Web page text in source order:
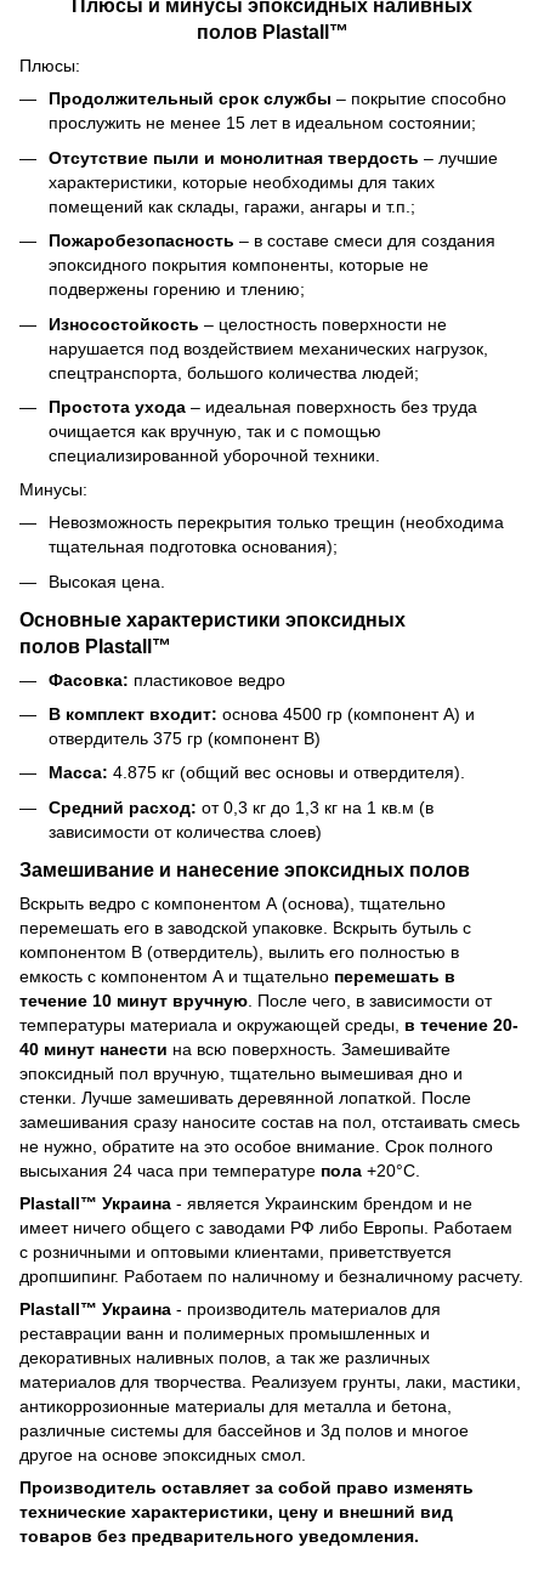
Плюсы и минусы эпоксидных наливных
полов Plastall™
Плюсы:
Продолжительный срок службы – покрытие способно
прослужить не менее 15 лет в идеальном состоянии;
Отсутствие пыли и монолитная твердость – лучшие
характеристики, которые необходимы для таких
помещений как склады, гаражи, ангары и т.п.;
Пожаробезопасность – в составе смеси для создания
эпоксидного покрытия компоненты, которые не
подвержены горению и тлению;
Износостойкость – целостность поверхности не
нарушается под воздействием механических нагрузок,
спецтранспорта, большого количества людей;
Простота ухода – идеальная поверхность без труда
очищается как вручную, так и с помощью
специализированной уборочной техники.
Минусы:
Невозможность перекрытия только трещин (необходима
тщательная подготовка основания);
Высокая цена.
Основные характеристики эпоксидных
полов Plastall™
Фасовка: пластиковое ведро
В комплект входит: основа 4500 гр (компонент А) и
отвердитель 375 гр (компонент В)
Масса: 4.875 кг (общий вес основы и отвердителя).
Средний расход: от 0,3 кг до 1,3 кг на 1 кв.м (в
зависимости от количества слоев)
Замешивание и нанесение эпоксидных полов
Вскрыть ведро с компонентом А (основа), тщательно
перемешать его в заводской упаковке. Вскрыть бутыль с
компонентом В (отвердитель), вылить его полностью в
емкость с компонентом А и тщательно перемешать в
течение 10 минут вручную . После чего, в зависимости от
температуры материала и окружающей среды, в течение 20-
40 минут нанести на всю поверхность. Замешивайте
эпоксидный пол вручную, тщательно вымешивая дно и
стенки. Лучше замешивать деревянной лопаткой. После
замешивания сразу наносите состав на пол, отстаивать смесь
не нужно, обратите на это особое внимание. Срок полного
высыхания 24 часа при температуре пола +20°С.
Plastall™ Украина - является Украинским брендом и не
имеет ничего общего с заводами РФ либо Европы. Работаем
с розничными и оптовыми клиентами, приветствуется
дропшипинг. Работаем по наличному и безналичному расчету.
Plastall™ Украина - производитель материалов для
реставрации ванн и полимерных промышленных и
декоративных наливных полов, а так же различных
материалов для творчества. Реализуем грунты, лаки, мастики,
антикоррозионные материалы для металла и бетона,
различные системы для бассейнов и 3д полов и многое
другое на основе эпоксидных смол.
Производитель оставляет за собой право изменять
технические характеристики, цену и внешний вид
товаров без предварительного уведомления.